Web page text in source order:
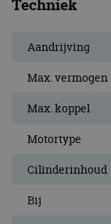
Techniek
Aandrijving
Max. vermogen
Max. koppel
Motortype
Cilinderinhoud
Bij